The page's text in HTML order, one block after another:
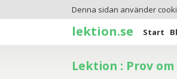
Denna sidan använder
lektion.se Start
Lektion : Prov